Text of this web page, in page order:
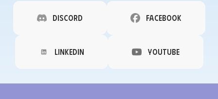
Discord Facebook
Linkedin YouTube